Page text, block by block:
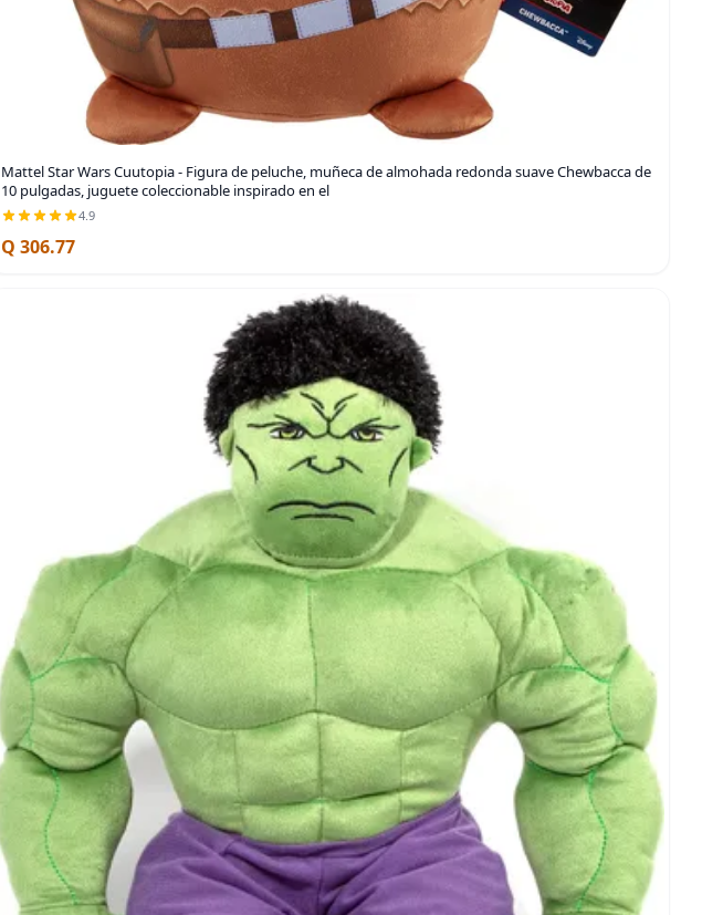
Mattel Star Wars Cuutopia - Figura de peluche, muñeca de almohada redonda suave Chewbacca de
10 pulgadas, juguete coleccionable inspirado en el
4.9
Q 306.77